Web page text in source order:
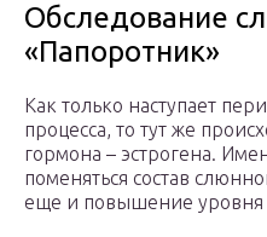
Обследование
«Папоротник»
Как только наступает
процесса, то тут же
гормона – эстрогена.
поменяться состав
еще и повышение уровня